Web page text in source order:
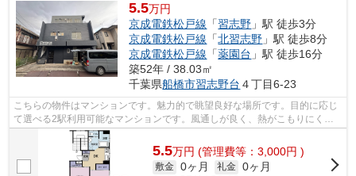
5.5万円
京成電鉄松戸線 「習志野 」駅 徒歩3分
京成電鉄松戸線 「北習志野 」駅 徒歩8分
京成電鉄松戸線 「薬園台 」駅 徒歩16分
築52年 / 38.03㎡
千葉県船橋市習志野台 ４丁目6-23
こちらの物件はマンションです。魅力的で眺望良好な場所です。目的に応じ
て選べる2駅利用可能なマンションです。風通しが良く、熱がこもりにくい
ので、室内が暑くなりにくいです。船橋...
5.5万円 (管理費等：3,000円 )
敷金 0ヶ月 礼金 0ヶ月